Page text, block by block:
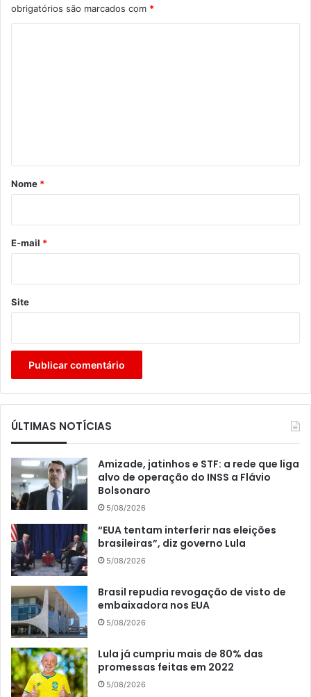
obrigatórios são marcados com *
r
*
Nome *
E-mail *
Site
ÚLTIMAS NOTÍCIAS
Amizade, jatinhos e STF: a rede que liga
alvo de operação do INSS a Flávio
Bolsonaro
5/08/2026
“EUA tentam interferir nas eleições
brasileiras”, diz governo Lula
5/08/2026
Brasil repudia revogação de visto de
embaixadora nos EUA
5/08/2026
Lula já cumpriu mais de 80% das
promessas feitas em 2022
5/08/2026